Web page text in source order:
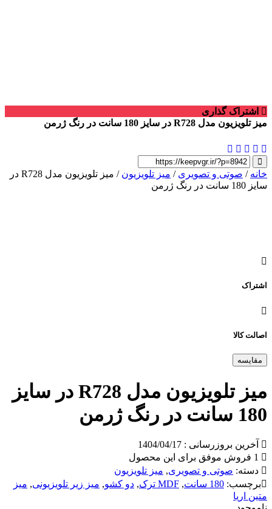
اشتراک گذاری
میز تلویزیون مدل R728 در سایز 180 سانت در رنگ ژرمن
خانه / صوتی و تصویری / میز تلویزیون
/ میز تلویزیون مدل R728 در
سایز 180 سانت در رنگ ژرمن
اشتراک
اصالت کالا
مقایسه
میز تلویزیون مدل R728 در سایز
180 سانت در رنگ ژرمن
آخرین بروزرسانی : 1404/04/17
دسته: صوتی و تصویری, میز تلویزیون
برچسب: 180 سانت , MDF ترک , دو کشو, میز زیر تلویزیونی, میز
متین اریا